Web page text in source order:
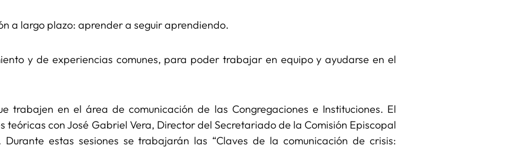
a largo plazo: aprender a seguir aprendiendo.
y de experiencias comunes, para poder trabajar en equipo y ayudarse en el
trabajen en el área de comunicación de las Congregaciones e Instituciones. El
teóricas con José Gabriel Vera, Director del Secretariado de la Comisión Episcopal
estas sesiones se trabajarán las “Claves de la comunicación de crisis: